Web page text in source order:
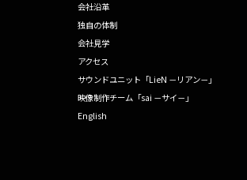
会社沿革
独自の体制
会社見学
アクセス
サウンドユニット「LieN －リアン－」
映像制作チーム「sai －サイ－」
English